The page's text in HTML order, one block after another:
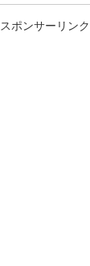
スポンサーリンク